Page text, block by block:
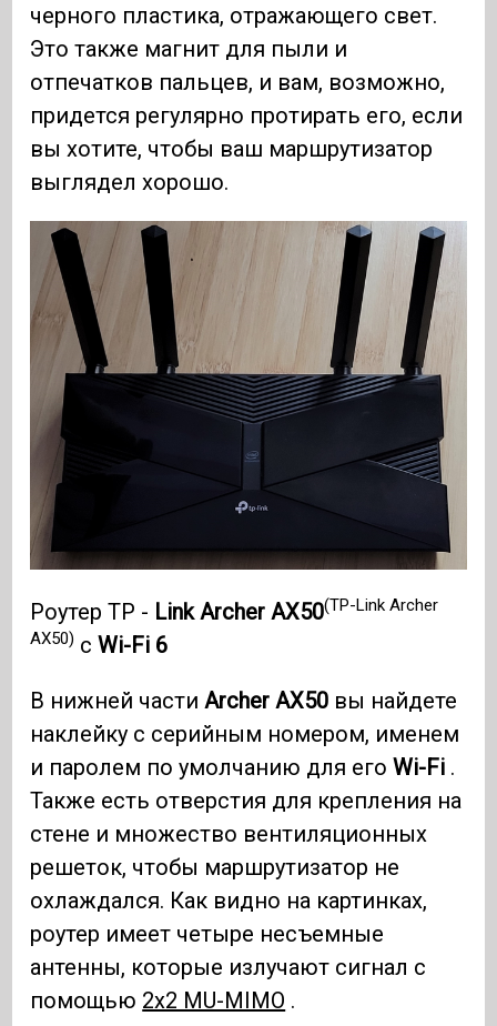
черного пластика, отражающего свет.
Это также магнит для пыли и
отпечатков пальцев, и вам, возможно,
придется регулярно протирать его, если
вы хотите, чтобы ваш маршрутизатор
выглядел хорошо.
Роутер TP - Link Archer AX50(TP-Link Archer
AX50) сWi-Fi 6
В нижней частиArcher AX50 вы найдете
наклейку с серийным номером, именем
и паролем по умолчанию для егоWi-Fi .
Также есть отверстия для крепления на
стене и множество вентиляционных
решеток, чтобы маршрутизатор не
охлаждался. Как видно на картинках,
роутер имеет четыре несъемные
антенны, которые излучают сигнал с
помощью 2x2 MU-MIMO .